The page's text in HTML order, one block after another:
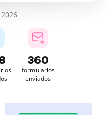
360
formularios
enviados